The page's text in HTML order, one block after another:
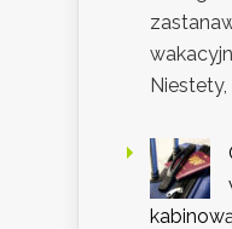
Niestety,